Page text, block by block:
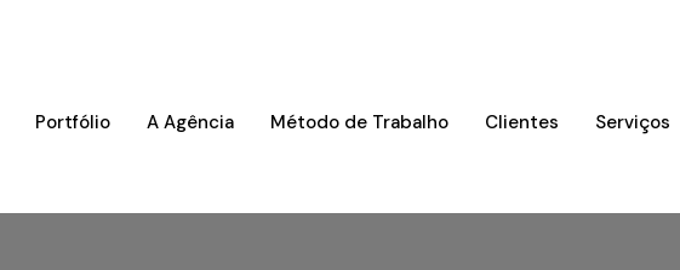
Portfólio A Agência Método de Trabalho Clientes Serviços